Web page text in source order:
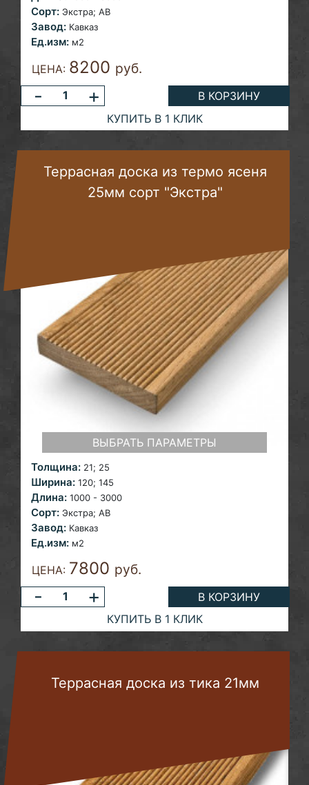
Сорт: Экстра; AB
Завод: Кавказ
Ед.изм: м2
ЦЕНА: 8200 руб.
- +
В КОРЗИНУ
КУПИТЬ В 1 КЛИК
Террасная доска из термо ясеня
25мм сорт "Экстра"
ВЫБРАТЬ ПАРАМЕТРЫ
Толщина: 21; 25
Ширина: 120; 145
Длина: 1000 - 3000
Сорт: Экстра; AB
Завод: Кавказ
Ед.изм: м2
ЦЕНА: 7800 руб.
- +
В КОРЗИНУ
КУПИТЬ В 1 КЛИК
Террасная доска из тика 21мм